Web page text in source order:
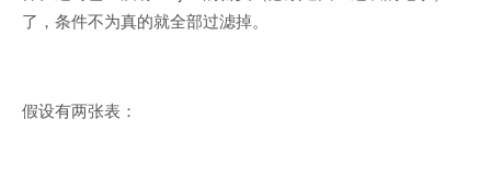
了，条件不为真的就全部过滤掉。
假设有两张表：